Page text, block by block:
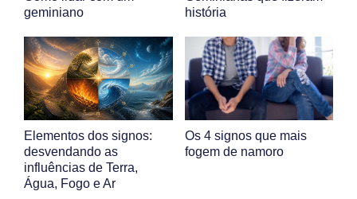
geminiano
história
Elementos dos signos:
desvendando as
influências de Terra,
Água, Fogo e Ar
Os 4 signos que mais
fogem de namoro